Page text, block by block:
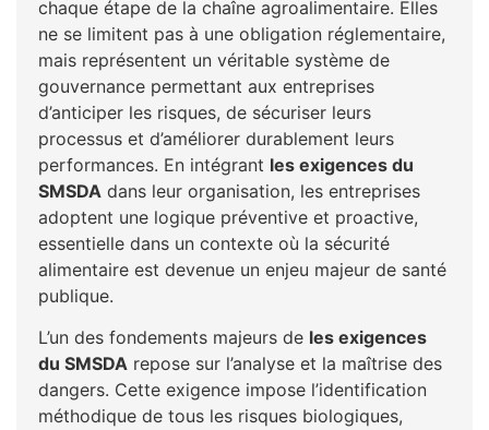
chaque étape de la chaîne agroalimentaire. Elles
ne se limitent pas à une obligation réglementaire,
mais représentent un véritable système de
gouvernance permettant aux entreprises
d’anticiper les risques, de sécuriser leurs
processus et d’améliorer durablement leurs
performances. En intégrant les exigences du
SMSDA dans leur organisation, les entreprises
adoptent une logique préventive et proactive,
essentielle dans un contexte où la sécurité
alimentaire est devenue un enjeu majeur de santé
publique.
L’un des fondements majeurs de les exigences
du SMSDA repose sur l’analyse et la maîtrise des
dangers. Cette exigence impose l’identification
méthodique de tous les risques biologiques,